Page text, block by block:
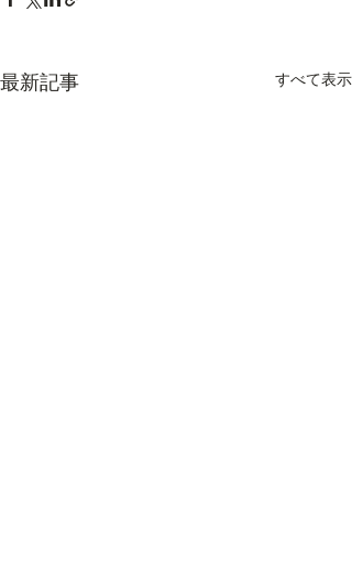
最新記事 すべて表示